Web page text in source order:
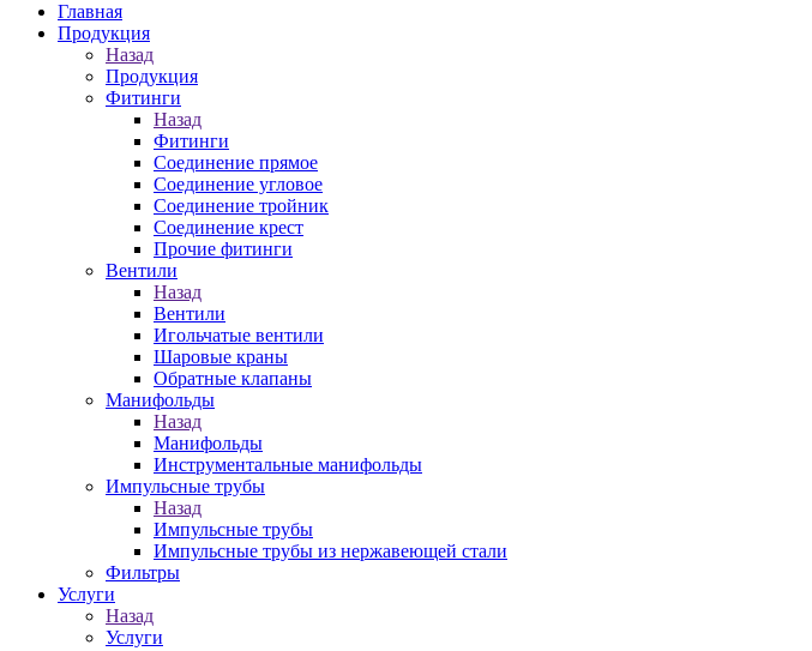
Главная
Продукция
Назад
Продукция
Фитинги
Назад
Фитинги
Соединение прямое
Соединение угловое
Соединение тройник
Соединение крест
Прочие фитинги
Вентили
Назад
Вентили
Игольчатые вентили
Шаровые краны
Обратные клапаны
Манифольды
Назад
Манифольды
Инструментальные манифольды
Импульсные трубы
Назад
Импульсные трубы
Импульсные трубы из нержавеющей стали
Фильтры
Услуги
Назад
Услуги